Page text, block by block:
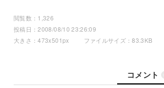
閲覧数：1,326
投稿日：2008/08/10 23:26:09
大きさ：473x501px
ファイルサイズ：83.3KB
コメント